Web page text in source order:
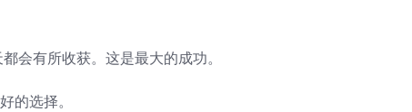
会有所收获。这是最大的成功。
的选择。